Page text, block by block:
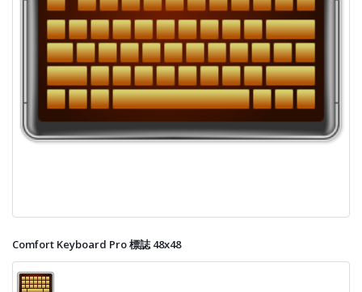
Comfort Keyboard Pro 標誌 48x48